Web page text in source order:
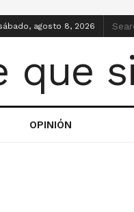
agosto 8, 2026
OPINIÓN